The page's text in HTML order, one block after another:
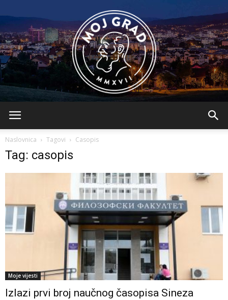
Naslovnica Tagovi Casopis
Tag: casopis
Moje vijesti
Izlazi prvi broj naučnog časopisa Sineza